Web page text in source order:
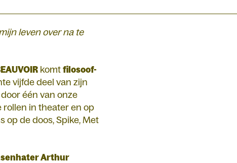
leven over na te
komt filosoof-
vijfde deel van zijn
één van onze
rollen in theater en op
op de doos, Spike, Met
Arthur